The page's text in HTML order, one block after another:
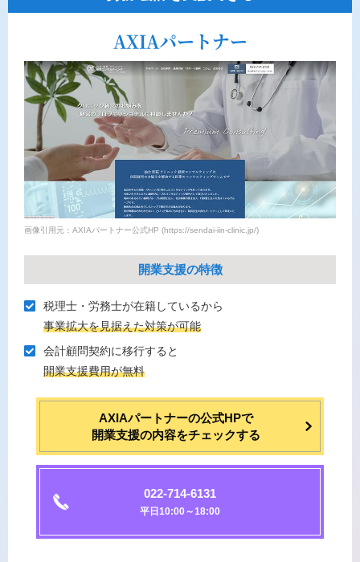
AXIAパートナー
画像引用元：AXIAパートナー公式HP (https://sendai-iin-clinic.jp/)
開業支援の特徴
税理⼠・労務⼠が在籍しているから
事業拡⼤を⾒据えた対策が可能
会計顧問契約に移⾏すると
開業⽀援費⽤が無料
AXIAパートナーの公式HPで
開業支援の内容をチェックする
022-714-6131
平日10:00～18:00